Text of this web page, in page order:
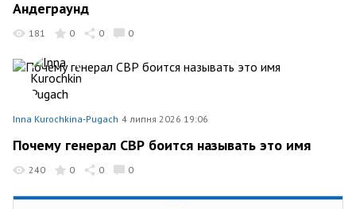
Андеграунд
181 0 0 0
Inna Kurochkina-Pugach 4 липня 2026 19:06
Почему генерал СВР боится называть это имя
240 0 0 0